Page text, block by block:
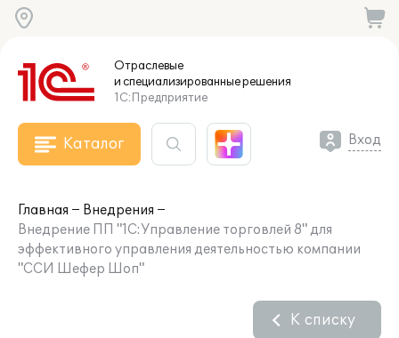
Отраслевые
и специализированныерешения
1С:Предприятие
Каталог Вход
Главная
Внедрения
Внедрение ПП "1С:Управление торговлей 8" для
эффективного управления деятельностью компании
"ССИ Шефер Шоп"
К списку